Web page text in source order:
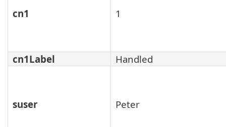
cn1 1
cn1Label Handled
suser Peter